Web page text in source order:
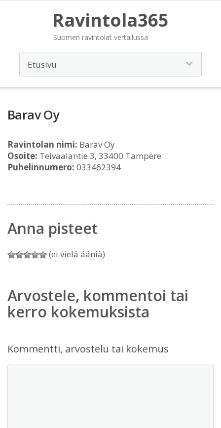
Ravintola365
Suomen ravintolat vertailussa
Barav Oy
Ravintolan nimi: Barav Oy
Osoite: Teivaalantie 3, 33400 Tampere
Puhelinnumero: 033462394
Anna pisteet
(ei vielä ääniä)
Arvostele, kommentoi tai
kerro kokemuksista
Kommentti, arvostelu tai kokemus